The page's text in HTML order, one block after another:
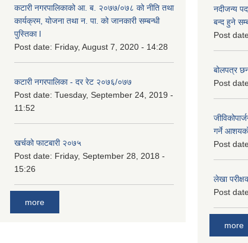
कटारी नगरपालिकाको आ. ब. २०७७/०७८ को नीति तथा
कार्यक्रम, योजना तथा न. पा. को जानकारी सम्बन्धी
पुस्तिका l
Post date: Friday, August 7, 2020 - 14:28
कटारी नगरपालिका - दर रेट २०७६/०७७
Post date: Tuesday, September 24, 2019 -
11:52
खर्चको फाटबारी २०७५
Post date: Friday, September 28, 2018 -
15:26
more
नदीजन्य
बन्द हुने
Post
बोलपत्र
Post
गर्ने
Post
लेखा
Post
more